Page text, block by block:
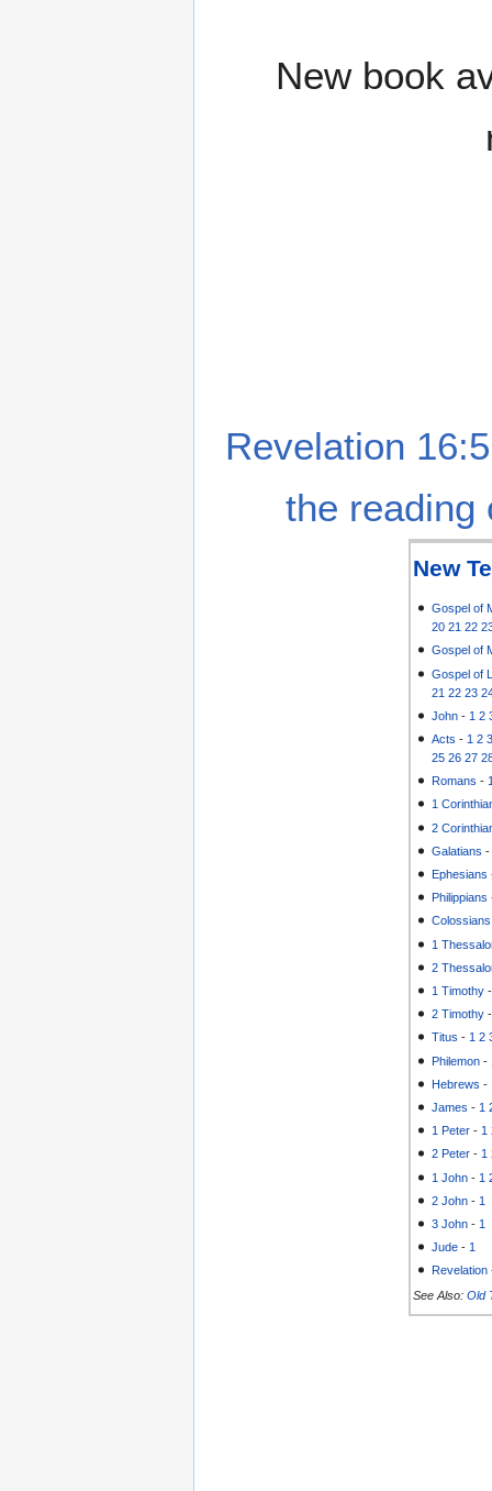
New book
Revelation
the reading
New
Gospel of
20 21 22
Gospel of
Gospel of
21 22 23
John - 1 2
Acts - 1 2
25 26 27
Romans -
1
2
Galatians
Ephesians
Philippians
Colossians
1
2
1 Timothy
2 Timothy
Titus - 1 2
Philemon -
Hebrews -
James - 1
1 Peter - 1
2 Peter -1
1 John - 1
2 John - 1
3 John - 1
Jude - 1
Revelation
See Also: Old